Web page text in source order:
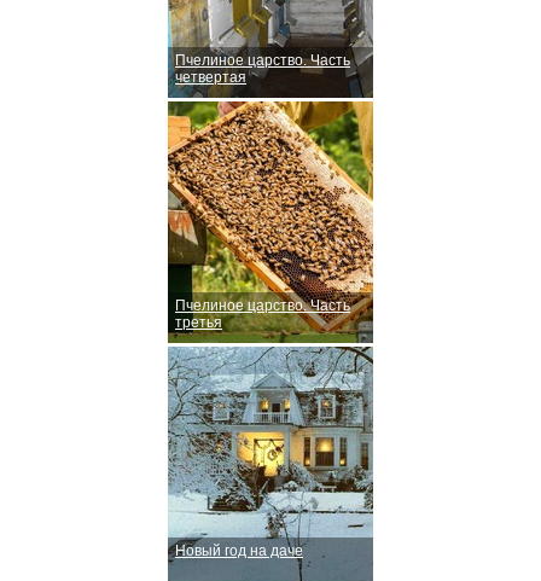
Пчелиное царство. Часть
четвертая
Пчелиное царство. Часть
третья
Новый год на даче